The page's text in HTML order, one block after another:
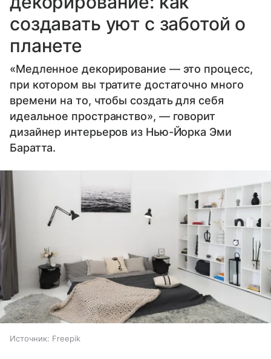
создавать уют с заботой о
планете
«Медленное декорирование — это процесс,
при котором вы тратите достаточно много
времени на то, чтобы создать для себя
идеальное пространство», — говорит
дизайнер интерьеров из Нью-Йорка Эми
Баратта.
Источник: Freepik